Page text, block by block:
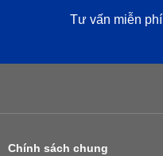
Tư vấn miễn phí
Chính sách chung